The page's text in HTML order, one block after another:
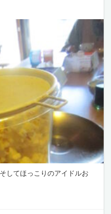
してほっこりのアイドルお